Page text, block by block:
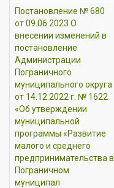
Постановление № 680
от 09.06.2023 О
внесении изменений в
постановление
Администрации
Пограничного
муниципального округа
от 14.12.2022 г. № 1622
«Об утверждении
муниципальной
программы «Развитие
малого и среднего
предпринимательства в
Пограничном
муниципал